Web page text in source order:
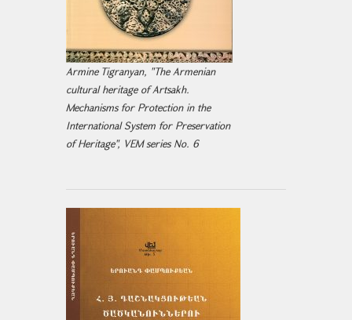
Armine Tigranyan, "The Armenian
cultural heritage of Artsakh.
Mechanisms for Protection in the
International System for Preservation
of Heritage", VEM series No. 6